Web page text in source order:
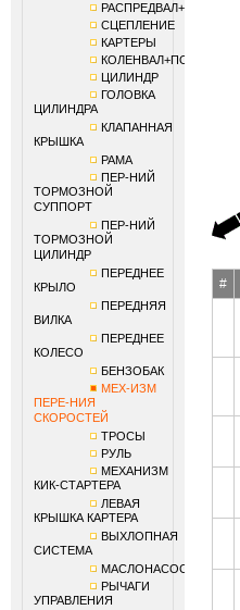
РАСПРЕДВАЛ+КЛАПАНЫ
СЦЕПЛЕНИЕ
КАРТЕРЫ
КОЛЕНВАЛ+ПОРШЕНЬ
ЦИЛИНДР
ГОЛОВКА
ЦИЛИНДРА
КЛАПАННАЯ
КРЫШКА
РАМА
ПЕР-НИЙ
ТОРМОЗНОЙ
СУППОРТ
ПЕР-НИЙ
ТОРМОЗНОЙ
ЦИЛИНДР
ПЕРЕДНЕЕ
КРЫЛО
ПЕРЕДНЯЯ
ВИЛКА
ПЕРЕДНЕЕ
КОЛЕСО
БЕНЗОБАК
МЕХ-ИЗМ
ПЕРЕ-НИЯ
СКОРОСТЕЙ
ТРОСЫ
РУЛЬ
МЕХАНИЗМ
КИК-СТАРТЕРА
ЛЕВАЯ
КРЫШКА КАРТЕРА
ВЫХЛОПНАЯ
СИСТЕМА
МАСЛОНАСОС
РЫЧАГИ
УПРАВЛЕНИЯ
#